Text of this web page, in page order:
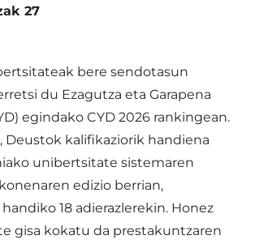
27
bere sendotasun
du Ezagutza eta Garapena
egindako CYD 2026 rankingean.
Deustok kalifikaziorik handiena
unibertsitate sistemaren
edizio berrian,
18 adierazlerekin. Honez
gisa kokatu da prestakuntzaren